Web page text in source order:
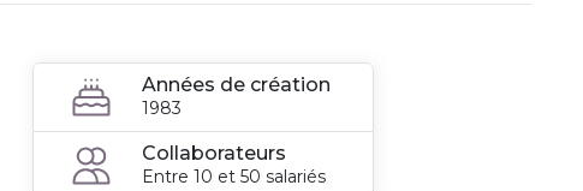
Années de création
1983
Collaborateurs
Entre 10 et 50 salariés